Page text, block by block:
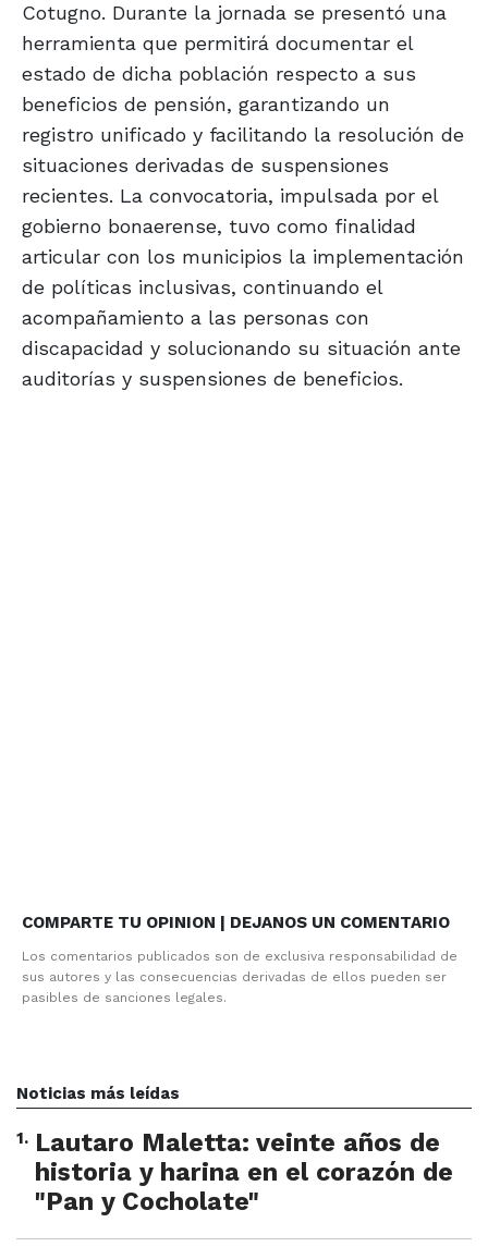
Cotugno. Durante la jornada se presentó una
herramienta que permitirá documentar el
estado de dicha población respecto a sus
beneficios de pensión, garantizando un
registro unificado y facilitando la resolución de
situaciones derivadas de suspensiones
recientes. La convocatoria, impulsada por el
gobierno bonaerense, tuvo como finalidad
articular con los municipios la implementación
de políticas inclusivas, continuando el
acompañamiento a las personas con
discapacidad y solucionando su situación ante
auditorías y suspensiones de beneficios.
COMPARTE TU OPINION | DEJANOS UN COMENTARIO
Los comentarios publicados son de exclusiva responsabilidad de
sus autores y las consecuencias derivadas de ellos pueden ser
pasibles de sanciones legales.
Noticias más leídas
1. Lautaro Maletta: veinte años de
historia y harina en el corazón de
"Pan y Cocholate"